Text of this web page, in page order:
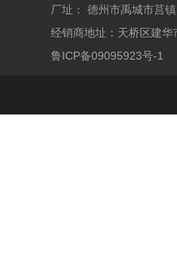
厂址： 德州市禹城市莒
经销商地址：天桥区建
鲁ICP备09095923号-1